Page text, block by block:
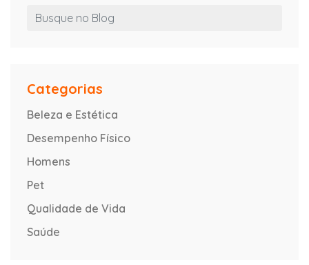
Categorias
Beleza e Estética
Desempenho Físico
Homens
Pet
Qualidade de Vida
Saúde